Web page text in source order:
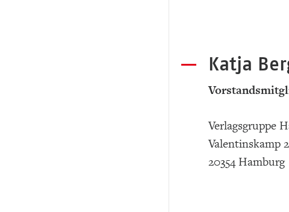
Katja
Verlagsgruppe
Valentinskamp
20354 Hamburg